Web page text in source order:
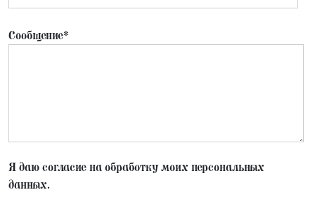
Сообщение*
Я даю согласие на обработку моих персональных
данных.